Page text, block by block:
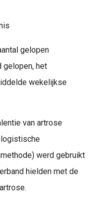
gelopen
gelopen, het
wekelijkse
van artrose
werd gebruikt
hielden met de